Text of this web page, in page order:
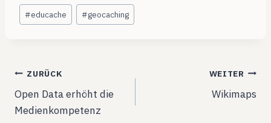
Schlagworte:
#educache #geocaching
Beitragsnavigation
ZURÜCK
Open Data erhöht die
Medienkompetenz
WEITER
Wikimaps